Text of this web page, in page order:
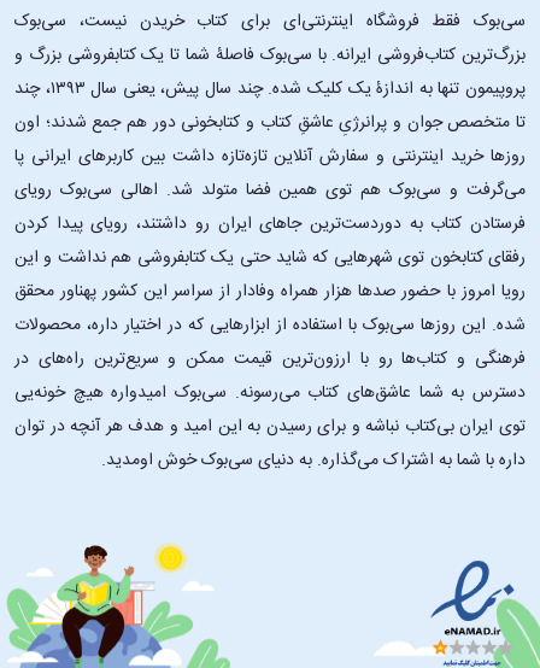
سی‌بوک فقط فروشگاه اینترنتی‌ای برای کتاب خریدن نیست، سی‌بوک
بزرگ‌ترین کتاب‌فروشی ایرانه. با سی‌بوک فاصلۀ شما تا یک کتابفروشی بزرگ و
پروپیمون تنها به اندازۀ یک کلیک شده. چند سال پیش، یعنی سال ۱۳۹۳، چند
تا متخصص جوان و پرانرژیِ عاشقِ کتاب و کتابخونی دور هم جمع شدند؛ اون‌
روزها خرید اینترنتی و سفارش آنلاین تازه‌تازه داشت بین کاربرهای ایرانی پا
می‌گرفت و سی‌بوک هم توی همین فضا متولد شد. اهالی سی‌بوک رویای
فرستادن کتاب به دوردست‌ترین جاهای ایران رو داشتند، رویای پیدا کردن
رفقای کتابخون توی شهرهایی که شاید حتی یک کتابفروشی هم نداشت و این
رویا امروز با حضور صدها هزار همراه وفادار از سراسر این کشور پهناور محقق
شده. این ‌روزها سی‌بوک با استفاده از ابزارهایی که در اختیار داره، محصولات
فرهنگی و کتاب‌ها رو با ارزون‌ترین قیمت ممکن و سریع‌ترین راه‌های در
دسترس به شما عاشق‌های کتاب می‌رسونه. سی‌بوک امیدواره هیچ خونه‌یی
توی ایران بی‌کتاب نباشه و برای رسیدن به این امید و هدف هر آنچه در توان
داره با شما به اشتراک می‌گذاره. به دنیای سی‌بوک خوش اومدید.